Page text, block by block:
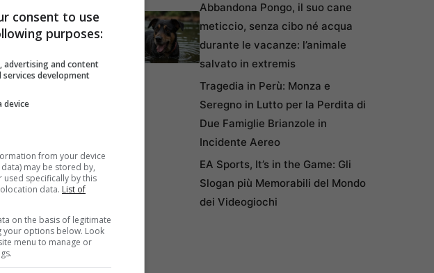
ha
Abbandona Pongo, il suo cane
meticcio, senza cibo né acqua
durante le vacanze: l’animale
salvato in extremis
Tragedia in Perù: Monza e
Seregno in Lutto per la Perdita di
Due Famiglie Brianzole in
Incidente Aereo
EA Sports, It’s in the Game: Gli
Slogan più Memorabili del Mondo
dei Videogiochi
consent to use
purposes:
advertising and content
services development
device
from your device
may be stored by,
used specifically by this
data. List of
on the basis of legitimate
your options below. Look
menu to manage or